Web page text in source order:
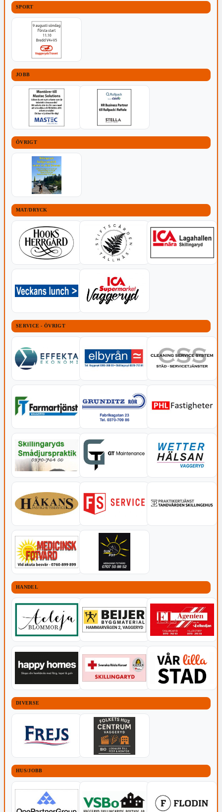
SPORT
JOBB
ÖVRIGT
MAT/DRYCK
SERVICE - ÖVRIGT
HANDEL
DIVERSE
HUS/JOBB